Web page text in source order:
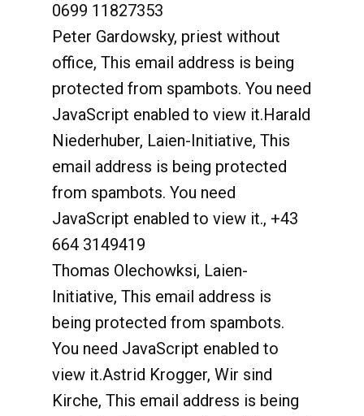
0699 11827353
Peter Gardowsky, priest without
office, This email address is being
protected from spambots. You need
JavaScript enabled to view it.Harald
Niederhuber, Laien-Initiative, This
email address is being protected
from spambots. You need
JavaScript enabled to view it., +43
664 3149419
Thomas Olechowksi, Laien-
Initiative, This email address is
being protected from spambots.
You need JavaScript enabled to
view it.Astrid Krogger, Wir sind
Kirche, This email address is being